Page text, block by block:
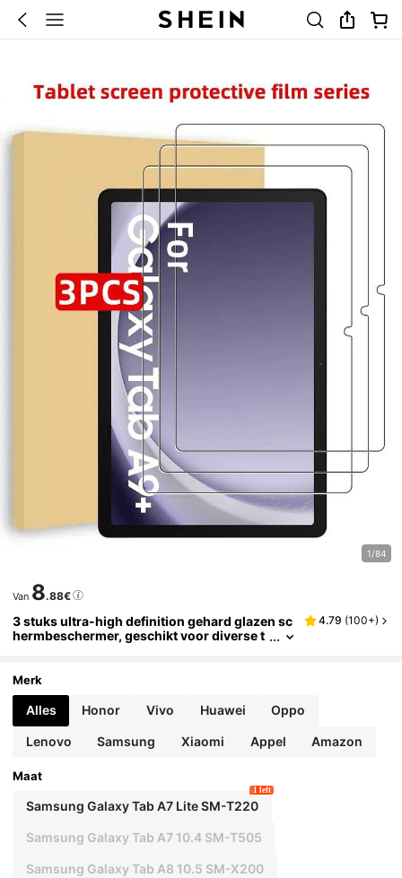
1/84
Van 8.88€
3 stuks ultra-high definition gehard glazen sc
hermbeschermer, geschikt voor diverse t
au voor verjaardagen, familie, vrienden, pad-s
chermbeschermer, pad-accessoires
4.79 (100+)
Merk
Alles Honor Vivo Huawei Oppo
Lenovo Samsung Xiaomi Appel Amazon
Maat
Samsung Galaxy Tab A7 Lite SM-T220
1 left
Samsung Galaxy Tab A7 10.4 SM-T505
Samsung Galaxy Tab A8 10.5 SM-X200